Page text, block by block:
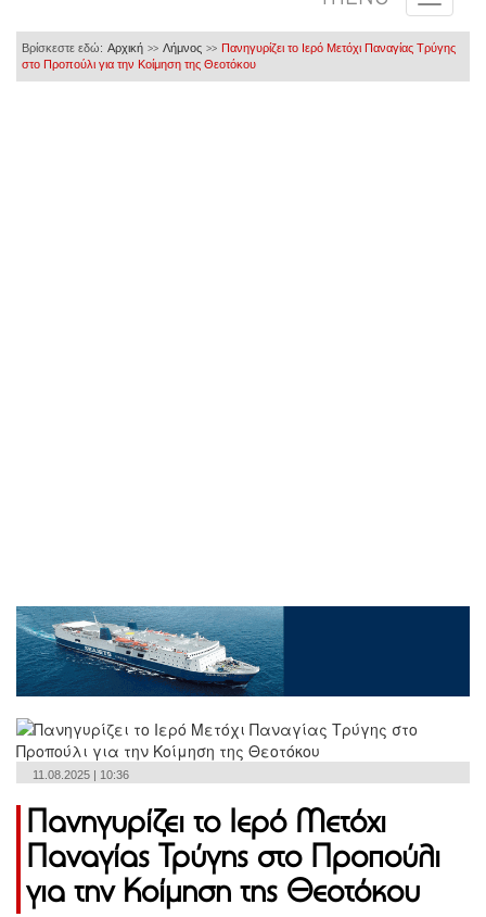
Βρίσκεστε εδώ: Αρχική >> Λήμνος >> Πανηγυρίζει το Ιερό Μετόχι Παναγίας Τρύγης
στο Προπούλι για την Κοίμηση της Θεοτόκου
11.08.2025 | 10:36
Πανηγυρίζει το Ιερό Μετόχι
Παναγίας Τρύγης στο Προπούλι
για την Κοίμηση της Θεοτόκου